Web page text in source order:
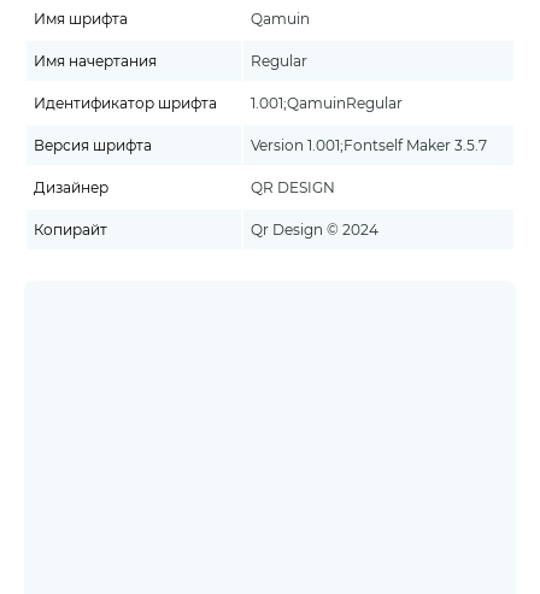
Имя шрифта Qamuin
Имя начертания Regular
Идентификатор шрифта 1.001;QamuinRegular
Версия шрифта Version 1.001;Fontself Maker 3.5.7
Дизайнер QR DESIGN
Копирайт Qr Design © 2024